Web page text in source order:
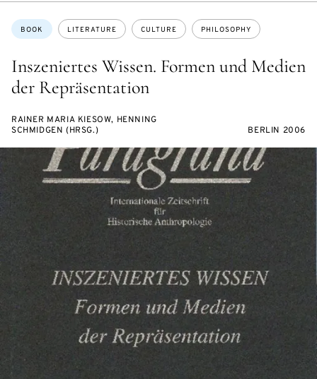
Inszeniertes Wissen. Formen und Medien
der Repräsentation
Topics:
BOOK LITERATURE CULTURE PHILOSOPHY
RAINER MARIA KIESOW, HENNING
SCHMIDGEN (HRSG.)
BERLIN 2006